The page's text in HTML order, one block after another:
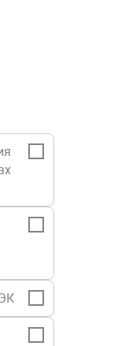
Термошкафы
Электронные
Огнетушители
Средства
дыхания
Системы